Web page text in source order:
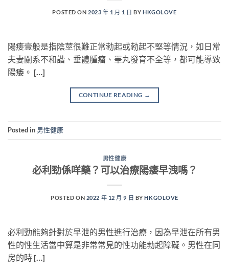
POSTED ON2023 年 1 月 1 日 BYHKGOLOVE
陽痿壹般是指陰莖很難正常勃起或勃起不堅等情況，如日常
夫妻關系不和諧、垂體腫瘤、睪丸發育不全等，都可能導致
陽痿。 […]
CONTINUE READING →
Posted in 男性健康
男性健康
必利勁係咩藥？可以治療陽痿早洩嗎？
POSTED ON 2022 年 12 月 9 日 BYHKGOLOVE
必利勁能夠針對於早泄的男性進行治療，因為早泄在所有男
性的性生活當中算是非常常見的性功能勃起障礙。男性在同
房的時 […]